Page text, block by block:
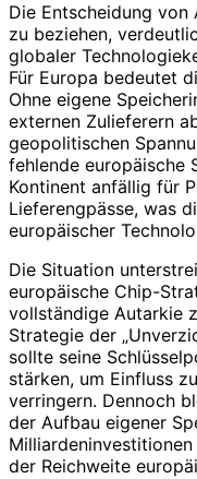
Die Entscheidung von
zu beziehen,
globaler
Für Europa bedeutet
Ohne eigene
externen Zulieferern
geopolitischen
fehlende europäische
Kontinent anfällig für
Lieferengpässe, was
europäischer
Die Situation
europäische Chip-
vollständige Autarkie
Strategie der
sollte seine
stärken, um Einfluss
verringern. Dennoch
der Aufbau eigener
der Reichweite